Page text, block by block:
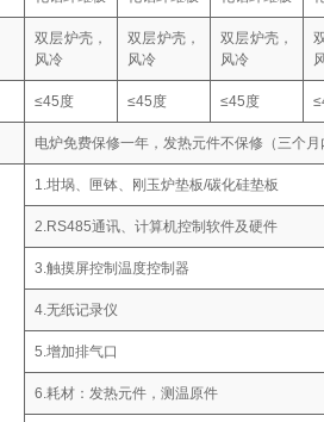
双层炉壳，
风冷
双层炉壳，
风冷
双层炉壳，
风冷
≤45度 ≤45度 ≤45度
电炉免费保修一年，发热元件不保修（三个月
1.坩埚、匣钵、刚玉炉垫板/碳化硅垫板
2.RS485通讯、计算机控制软件及硬件
3.触摸屏控制温度控制器
4.无纸记录仪
5.增加排气口
6.耗材：发热元件，测温原件